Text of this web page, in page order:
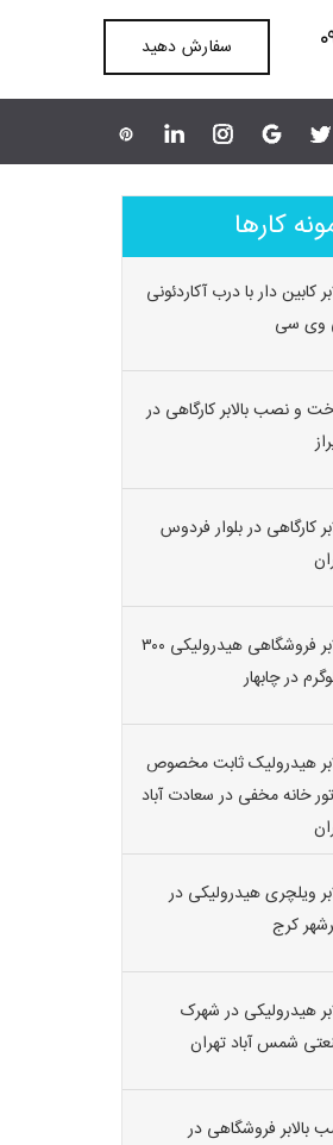
سفارش دهید
کارها
کابین دار با درب آکاردئونی
وی سی
و نصب بالابر کارگاهی در
کارگاهی در بلوار فردوس
بالابر فروشگاهی هیدرولیکی ۳۰۰
در چابهار
هیدرولیک ثابت مخصوص
خانه مخفی در سعادت آباد
ویلچری هیدرولیکی در
کرج
هیدرولیکی در شهرک
شمس آباد تهران
بالابر فروشگاهی در